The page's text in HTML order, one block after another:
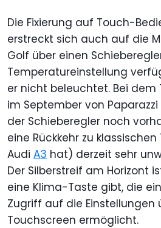
Die Fixierung auf Touch-
erstreckt sich auch auf die
Golf über einen
Temperatureinstellung
er nicht beleuchtet. Bei dem
im September von
der Schieberegler noch
eine Rückkehr zu
Audi A3 hat) derzeit sehr
Der Silberstreif am Horizont
eine Klima-Taste gibt, die
Zugriff auf die Einstellungen
Touchscreen ermöglicht.